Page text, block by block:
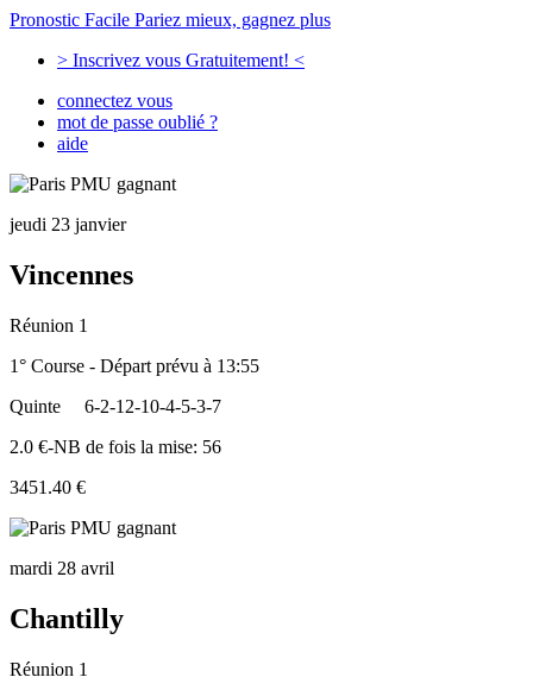
Pronostic Facile Pariez mieux, gagnez plus
> Inscrivez vous Gratuitement! <
connectez vous
mot de passe oublié ?
aide
jeudi 23 janvier
Vincennes
Réunion 1
1° Course - Départ prévu à 13:55
Quinte
6-2-12-10-4-5-3-7
2.0 €-NB de fois la mise: 56
3451.40 €
mardi 28 avril
Chantilly
Réunion 1